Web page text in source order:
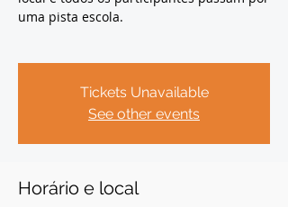
uma pista escola.
Tickets Unavailable
See other events
Horário e local